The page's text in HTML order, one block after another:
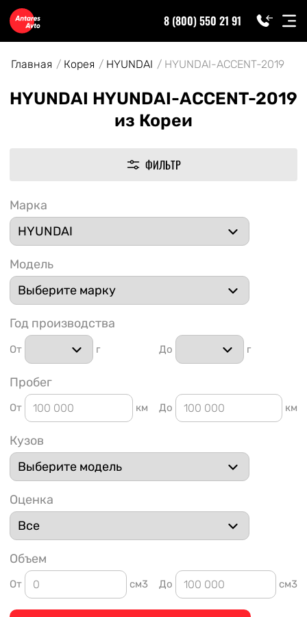
8 (800) 550 21 91
Главная Корея HYUNDAI HYUNDAI-ACCENT-2019
HYUNDAI HYUNDAI-ACCENT-2019
из Кореи
ФИЛЬТР
Марка
Модель
Год производства
От г До г
Пробег
От км До км
Кузов
Оценка
Объем
От см3 До см3